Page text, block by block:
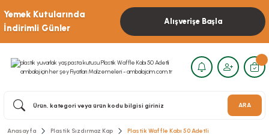
Yemek Kutularında
İndirimli Günler
Alışverişe Başla
ARA
Anasayfa Plastik Sızdırmaz Kap Plastik Waffle Kabı 50 Adetli